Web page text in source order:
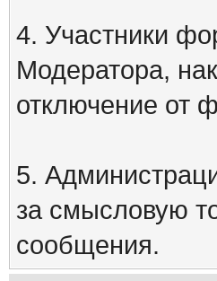
4. Участники
Модератора,
отключение от
5.
за смысловую
сообщения.